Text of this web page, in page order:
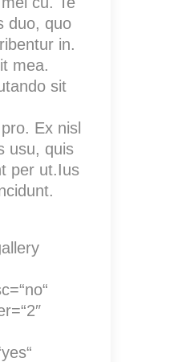
duo, quo
in.
mea.
sit
Ex nisl
usu, quis
per ut.Ius